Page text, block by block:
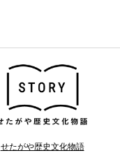
せたがや歴史文化物語